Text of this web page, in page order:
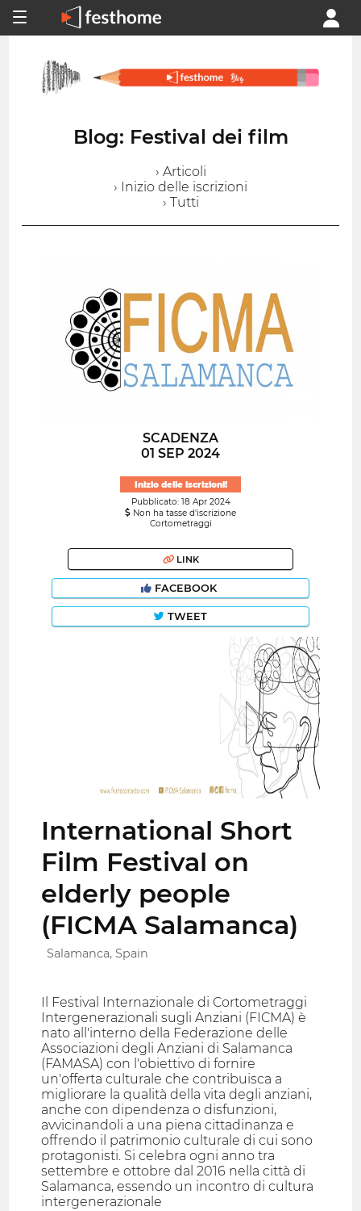
Blog: Festival dei film
› Articoli
› Inizio delle iscrizioni
› Tutti
SCADENZA
01 SEP 2024
Inizio delle iscrizioni!
Pubblicato: 18 Apr 2024
Non ha tasse d'iscrizione
Cortometraggi
LINK
FACEBOOK
TWEET
International Short
Film Festival on
elderly people
(FICMA Salamanca)
Salamanca, Spain
Il Festival Internazionale di Cortometraggi
Intergenerazionali sugli Anziani (FICMA) è
nato all'interno della Federazione delle
Associazioni degli Anziani di Salamanca
(FAMASA) con l'obiettivo di fornire
un'offerta culturale che contribuisca a
migliorare la qualità della vita degli anziani,
anche con dipendenza o disfunzioni,
avvicinandoli a una piena cittadinanza e
offrendo il patrimonio culturale di cui sono
protagonisti. Si celebra ogni anno tra
settembre e ottobre dal 2016 nella città di
Salamanca, essendo un incontro di cultura
intergenerazionale